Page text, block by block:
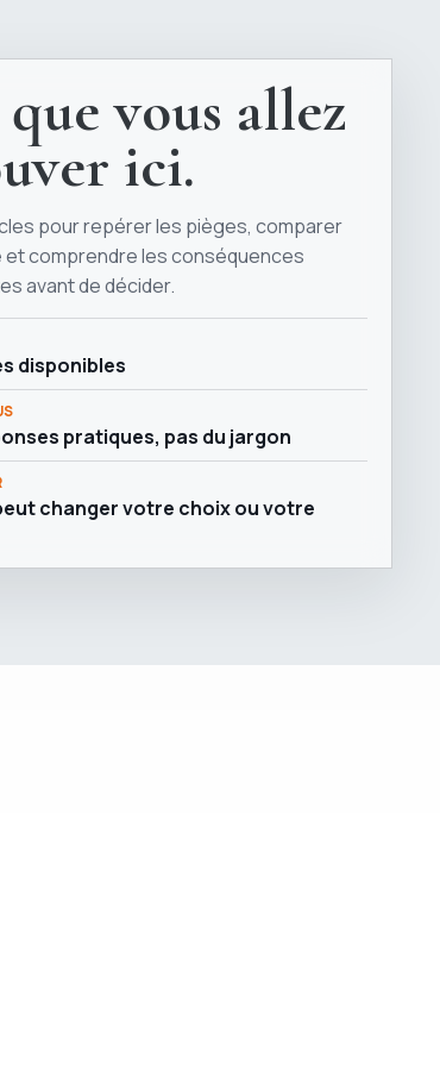
vous allez
ici.
pour repérer les pièges, comparer
et comprendre les conséquences
avant de décider.
disponibles
pratiques, pas du jargon
changer votre choix ou votre